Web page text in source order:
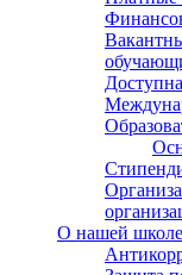
О нашей школе